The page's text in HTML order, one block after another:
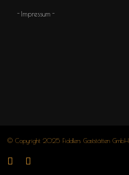
Impressum
© Copyright 2025 Fiddlers Gaststätten GmbH